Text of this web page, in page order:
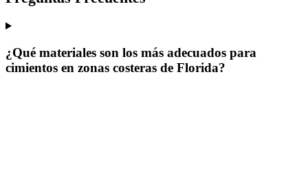
¿Qué materiales son los más adecuados para
cimientos en zonas costeras de Florida?